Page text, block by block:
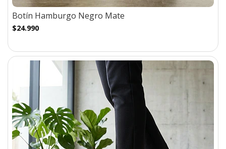
Botín Hamburgo Negro Mate
$24.990